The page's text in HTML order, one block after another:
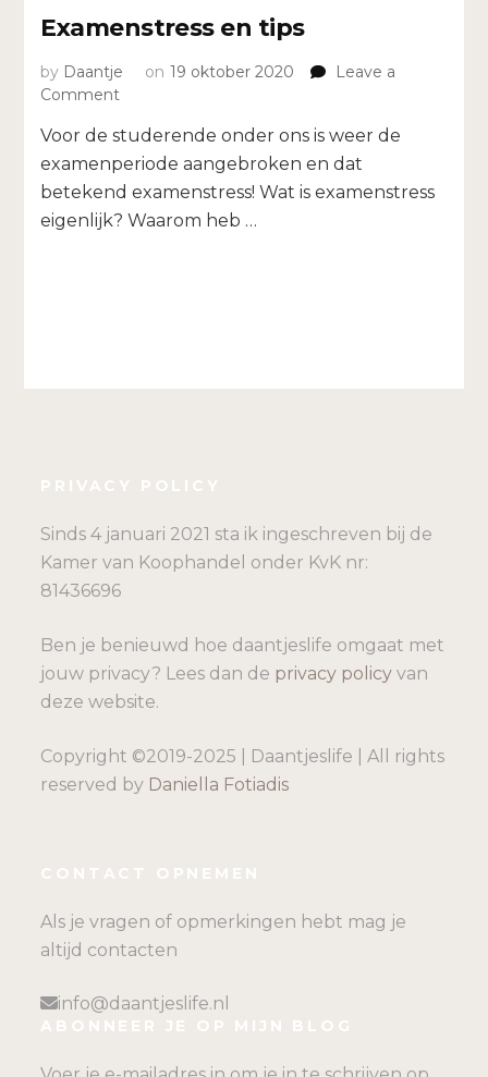
Examenstress en tips
by Daantje on 19 oktober 2020
Leave a
Comment
en
tips
Voor de studerende onder ons is weer de
examenperiode aangebroken en dat
betekend examenstress! Wat is examenstress
eigenlijk? Waarom heb …
PRIVACY POLICY
Sinds 4 januari 2021 sta ik ingeschreven bij de
Kamer van Koophandel onder KvK nr:
81436696
Ben je benieuwd hoe daantjeslife omgaat met
jouw privacy? Lees dan de privacy policy van
deze website.
Copyright ©2019-2025 | Daantjeslife | All rights
reserved by Daniella Fotiadis
CONTACT OPNEMEN
Als je vragen of opmerkingen hebt mag je
altijd contacten
info@daantjeslife.nl
ABONNEER JE OP MIJN BLOG